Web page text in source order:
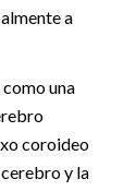
a
una
coroideo
y la